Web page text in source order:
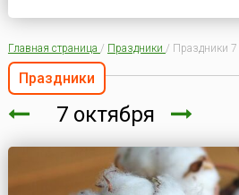
Главная страница / Праздники / Праздники 7
Праздники
7 октября